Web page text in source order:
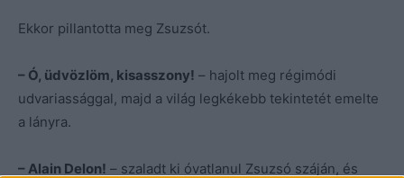
Ekkor pillantotta meg Zsuzsót.
– Ó, üdvözlöm, kisasszony! – hajolt meg régimódi
udvariassággal, majd a világ legkékebb tekintetét emelte
a lányra.
– Alain Delon! – szaladt ki óvatlanul Zsuzsó száján, és